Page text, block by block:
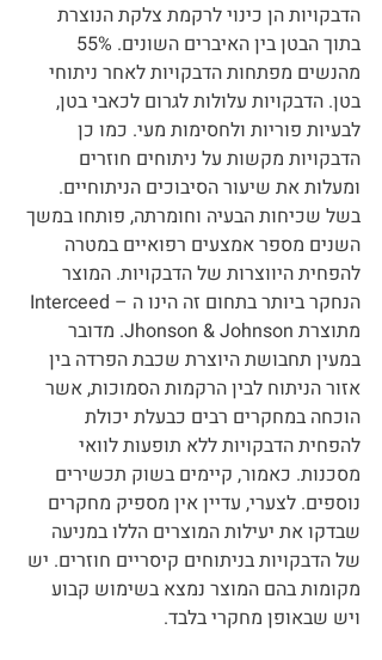
הדבקויות הן כינוי לרקמת צלקת הנוצרת
מהנשים מפתחות הדבקויות לאחר ניתוחי
בטן. הדבקויות עלולות לגרום לכאבי בטן,
לבעיות פוריות ולחסימות מעי. כמו כן
הדבקויות מקשות על ניתוחים חוזרים
ומעלות את שיעור הסיבוכים הניתוחיים.
בשל שכיחות הבעיה וחומרתה, פותחו במשך
השנים מספר אמצעים רפואיים במטרה
להפחית היווצרות של הדבקויות. המוצר
מתוצרת Jhonson & Johnson. מדובר
במעין תחבושת היוצרת שכבת הפרדה בין
אזור הניתוח לבין הרקמות הסמוכות, אשר
הוכחה במחקרים רבים כבעלת יכולת
להפחית הדבקויות ללא תופעות לוואי
מסכנות. כאמור, קיימים בשוק תכשירים
נוספים. לצערי, עדיין אין מספיק מחקרים
שבדקו את יעילות המוצרים הללו במניעה
של הדבקויות בניתוחים קיסריים חוזרים. יש
מקומות בהם המוצר נמצא בשימוש קבוע
ויש שבאופן מחקרי בלבד.